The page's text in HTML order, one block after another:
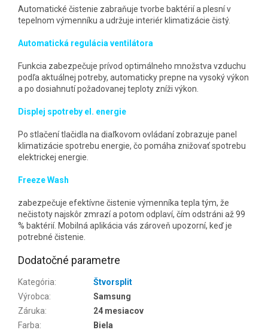
Automatické čistenie zabraňuje tvorbe baktérií a plesní v
tepelnom výmenníku a udržuje interiér klimatizácie čistý.
Automatická regulácia ventilátora
Funkcia zabezpečuje prívod optimálneho množstva vzduchu
podľa aktuálnej potreby, automaticky prepne na vysoký výkon
a po dosiahnutí požadovanej teploty zníži výkon.
Displej spotreby el. energie
Po stlačení tlačidla na diaľkovom ovládaní zobrazuje panel
klimatizácie spotrebu energie, čo pomáha znižovať spotrebu
elektrickej energie.
Freeze Wash
zabezpečuje efektívne čistenie výmenníka tepla tým, že
nečistoty najskôr zmrazí a potom odplaví, čím odstráni až 99
% baktérií. Mobilná aplikácia vás zároveň upozorní, keď je
potrebné čistenie.
Dodatočné parametre
Kategória:
Štvorsplit
Výrobca:
Samsung
Záruka:
24 mesiacov
Farba:
Biela